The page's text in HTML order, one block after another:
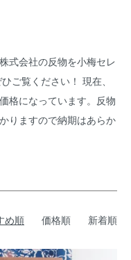
式会社の反物を小梅セレ
ご覧ください！ 現在、
格になっています。反物
りますので納期はあらか
め順 価格順 新着順